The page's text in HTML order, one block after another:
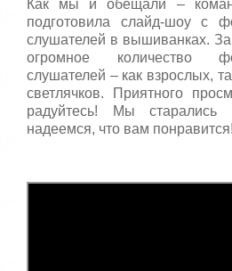
Как мы и обещали –
подготовила слайд-шоу с
слушателей в вышиванках.
огромное количество
слушателей – как взрослых,
светлячков. Приятного
радуйтесь! Мы
надеемся, что вам понравится!